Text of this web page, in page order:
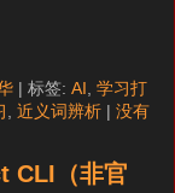
| 标签: AI, 学习打
, 近义词辨析 | 没有
（非官